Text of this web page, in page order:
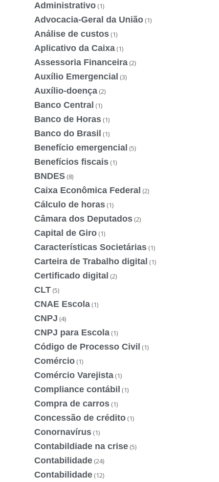
Administrativo (1)
Advocacia-Geral da União (1)
Análise de custos (1)
Aplicativo da Caixa (1)
Assessoria Financeira (2)
Auxílio Emergencial (3)
Auxílio-doença (2)
Banco Central (1)
Banco de Horas (1)
Banco do Brasil (1)
Benefício emergencial (5)
Benefícios fiscais (1)
BNDES (8)
Caixa Econômica Federal (2)
Cálculo de horas (1)
Câmara dos Deputados (2)
Capital de Giro (1)
Características Societárias (1)
Carteira de Trabalho digital (1)
Certificado digital (2)
CLT (5)
CNAE Escola (1)
CNPJ (4)
CNPJ para Escola (1)
Código de Processo Civil (1)
Comércio (1)
Comércio Varejista (1)
Compliance contábil (1)
Compra de carros (1)
Concessão de crédito (1)
Conornavírus (1)
Contabildiade na crise (5)
Contabilidade (24)
Contabilidade (12)